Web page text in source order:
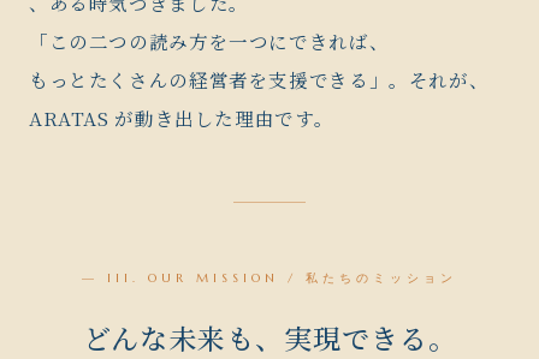
「この二つの読み方を一つにできれば、
もっとたくさんの経営者を支援できる」。それが、
ARATAS が動き出した理由です。
— III. OUR MISSION / 私たちのミッション
どんな未来も、実現できる。